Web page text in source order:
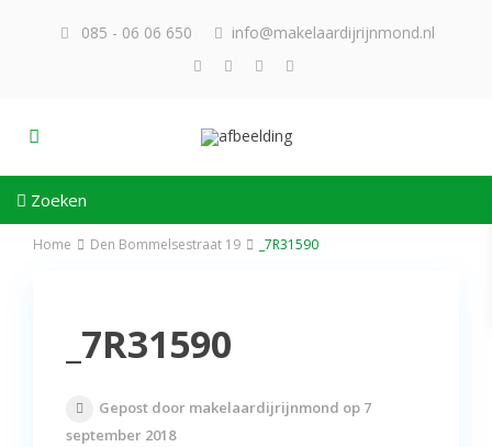
085 - 06 06 650 info@makelaardijrijnmond.nl
Zoeken
Home Den Bommelsestraat 19 _7R31590
_7R31590
Gepost door makelaardijrijnmond op 7
september 2018